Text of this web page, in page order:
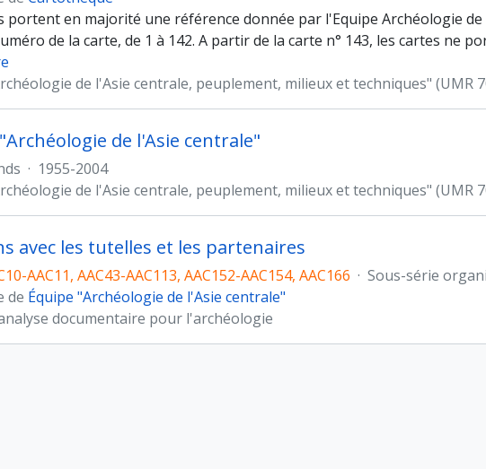
portent en majorité une référence donnée par l'Equipe Archéologie de
de la carte, de 1 à 142. A partir de la carte n° 143, les cartes ne
de l'Asie centrale, peuplement, milieux et techniques" (UMR
de l'Asie centrale"
· 1955-2004
de l'Asie centrale, peuplement, milieux et techniques" (UMR
avec les tutelles et les partenaires
AAC11, AAC43-AAC113, AAC152-AAC154, AAC166 · Sous-série
de Équipe "Archéologie de l'Asie centrale"
documentaire pour l'archéologie